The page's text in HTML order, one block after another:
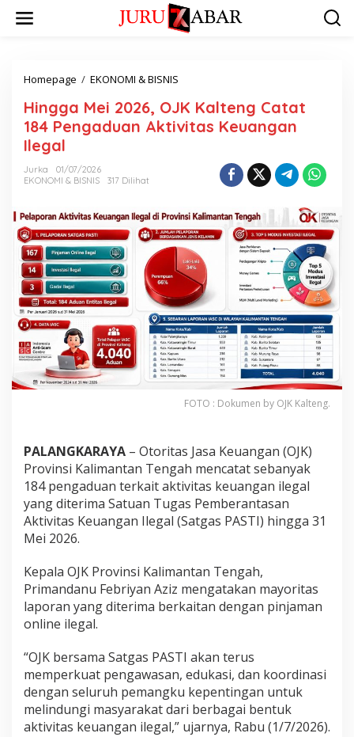
Homepage / EKONOMI & BISNIS
Hingga Mei 2026, OJK Kalteng Catat
184 Pengaduan Aktivitas Keuangan
Ilegal
Jurka
01/07/2026
EKONOMI & BISNIS
317 Dilihat
FOTO : Dokumen by OJK Kalteng.
PALANGKARAYA – Otoritas Jasa Keuangan (OJK)
Provinsi Kalimantan Tengah mencatat sebanyak
184 pengaduan terkait aktivitas keuangan ilegal
yang diterima Satuan Tugas Pemberantasan
Aktivitas Keuangan Ilegal (Satgas PASTI) hingga 31
Mei 2026.
Kepala OJK Provinsi Kalimantan Tengah,
Primandanu Febriyan Aziz mengatakan mayoritas
laporan yang diterima berkaitan dengan pinjaman
online ilegal.
“OJK bersama Satgas PASTI akan terus
memperkuat pengawasan, edukasi, dan koordinasi
dengan seluruh pemangku kepentingan untuk
melindungi masyarakat dari berbagai bentuk
aktivitas keuangan ilegal,” ujarnya, Rabu (1/7/2026).